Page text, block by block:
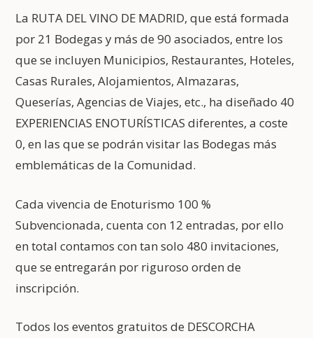
La RUTA DEL VINO DE MADRID, que está formada
por 21 Bodegas y más de 90 asociados, entre los
que se incluyen Municipios, Restaurantes, Hoteles,
Casas Rurales, Alojamientos, Almazaras,
Queserías, Agencias de Viajes, etc., ha diseñado 40
EXPERIENCIAS ENOTURÍSTICAS diferentes, a coste
0, en las que se podrán visitar las Bodegas más
emblemáticas de la Comunidad.
Cada vivencia de Enoturismo 100 %
Subvencionada, cuenta con 12 entradas, por ello
en total contamos con tan solo 480 invitaciones,
que se entregarán por riguroso orden de
inscripción.
Todos los eventos gratuitos de DESCORCHA